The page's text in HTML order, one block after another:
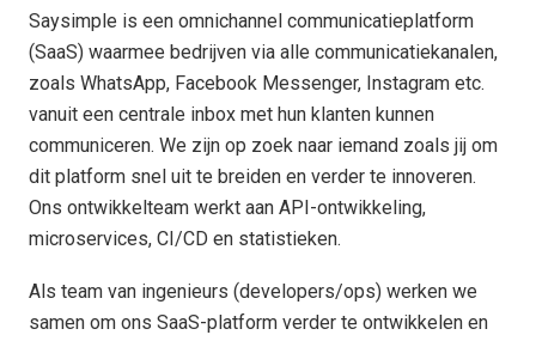
Saysimple is een omnichannel communicatieplatform
(SaaS) waarmee bedrijven via alle communicatiekanalen,
zoals WhatsApp, Facebook Messenger, Instagram etc.
vanuit een centrale inbox met hun klanten kunnen
communiceren. We zijn op zoek naar iemand zoals jij om
dit platform snel uit te breiden en verder te innoveren.
Ons ontwikkelteam werkt aan API-ontwikkeling,
microservices, CI/CD en statistieken.
Als team van ingenieurs (developers/ops) werken we
samen om ons SaaS-platform verder te ontwikkelen en